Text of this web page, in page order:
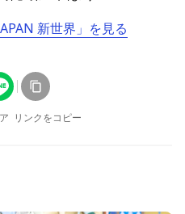
新世界」を見る
リンクをコピー